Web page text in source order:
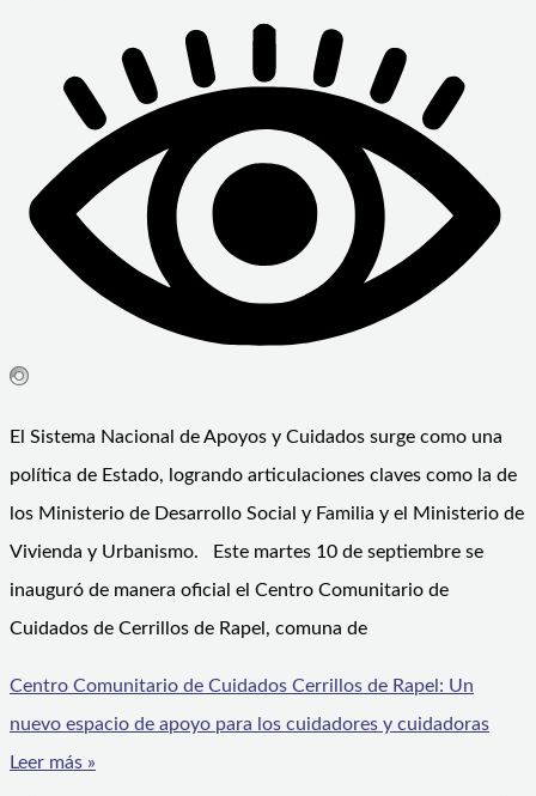
El Sistema Nacional de Apoyos y Cuidados surge como una
política de Estado, logrando articulaciones claves como la de
los Ministerio de Desarrollo Social y Familia y el Ministerio de
Vivienda y Urbanismo. Este martes 10 de septiembre se
inauguró de manera oficial el Centro Comunitario de
Cuidados de Cerrillos de Rapel, comuna de
Centro Comunitario de Cuidados Cerrillos de Rapel: Un
nuevo espacio de apoyo para los cuidadores y cuidadoras
Leer más »